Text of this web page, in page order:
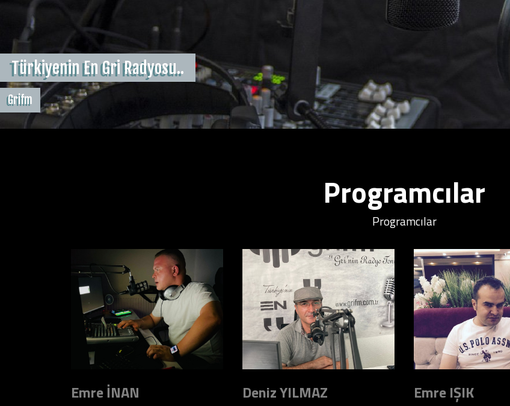
Türkiyenin En Gri Radyosu..
Grifm
Programcılar
Programcılar
Emre İNAN Deniz YILMAZ Emre IŞIK